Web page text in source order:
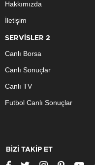
Hakkımızda
İletişim
SERVİSLER 2
Canlı Borsa
Canlı Sonuçlar
Canlı TV
Futbol Canlı Sonuçlar
BİZİ TAKİP ET